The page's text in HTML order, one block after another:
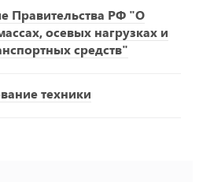
Правительства РФ "О
осевых нагрузках и
средств"
техники